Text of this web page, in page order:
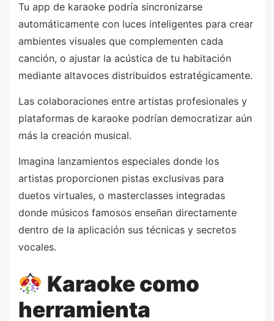
Tu app de karaoke podría sincronizarse
automáticamente con luces inteligentes para crear
ambientes visuales que complementen cada
canción, o ajustar la acústica de tu habitación
mediante altavoces distribuidos estratégicamente.
Las colaboraciones entre artistas profesionales y
plataformas de karaoke podrían democratizar aún
más la creación musical.
Imagina lanzamientos especiales donde los
artistas proporcionen pistas exclusivas para
duetos virtuales, o masterclasses integradas
donde músicos famosos enseñan directamente
dentro de la aplicación sus técnicas y secretos
vocales.
Karaoke como
herramienta